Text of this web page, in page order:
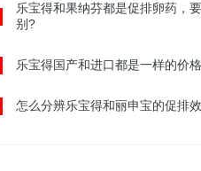
乐宝得和果纳芬都是促排卵药，
别?
乐宝得国产和进口都是一样的价
怎么分辨乐宝得和丽申宝的促排